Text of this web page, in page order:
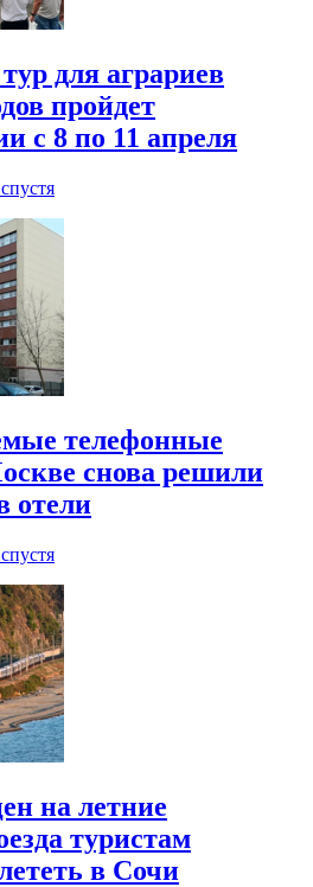
для аграриев
пройдет
с 8 по 11 апреля
телефонные
снова решили
отели
на летние
туристам
в Сочи